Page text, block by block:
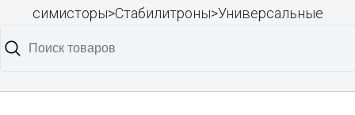
симисторы>Стабилитроны>Универсальные